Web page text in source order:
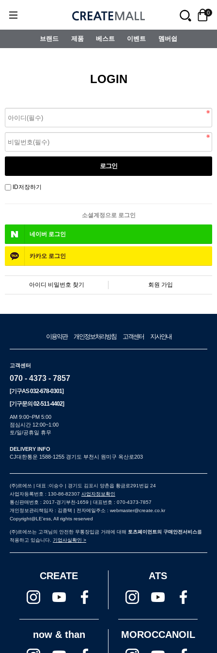
0
브랜드 제품 베스트 이벤트 멤버쉽
LOGIN
ID저장하기
소셜계정으로 로그인
네이버 로그인
카카오 로그인
아이디 비밀번호 찾기 회원 가입
이용약관 개인정보처리방침 고객센터 지사안내
고객센터
070 - 4373 - 7857
[기구AS032-678-0301]
[기구문의02-511-4402]
AM 9:00~PM 5:00
점심시간 12:00~1:00
토/일/공휴일 휴무
DELIVERY INFO
CJ대한통운 1588-1255 경기도 부천시 원미구 옥산로203
(주)르에쓰 | 대표 :이승수 | 경기도 김포시 양촌읍 황금로291번길 24
사업자등록번호 : 130-86-82307 사업자정보확인
통신판매번호 : 2017-경기부천-1659 | 대표번호 : 070-4373-7857
개인정보관리책임자 : 김종택 | 전자메일주소 : webmaster@create.co.kr
Copyright@LE'ess, All rights reserved
(주)르에쓰는 고객님의 안전한 무통장입금 거래에 대해 토츠페이먼트의 구매안전서비스를
적용하고 있습니다. 기업사실확인 >
CREATE ATS
now & than MOROCCANOIL